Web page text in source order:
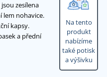
zesílena
lem nohavice.
kapsy.
a přední
Na tento
produkt
nabízíme
také potisk
a výšivku